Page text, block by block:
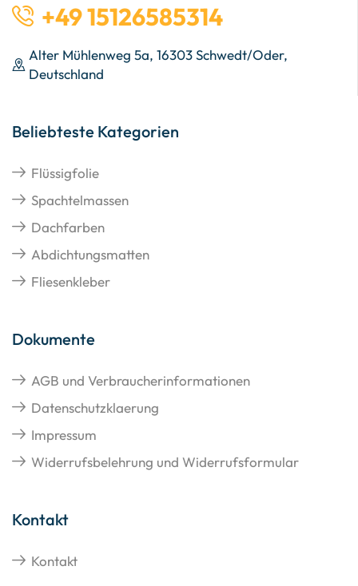
+49 15126585314
Alter Mühlenweg 5a, 16303 Schwedt/Oder,
Deutschland
Beliebteste Kategorien
Flüssigfolie
Spachtelmassen
Dachfarben
Abdichtungsmatten
Fliesenkleber
Dokumente
AGB und Verbraucherinformationen
Datenschutzklaerung
Impressum
Widerrufsbelehrung und Widerrufsformular
Kontakt
Kontakt